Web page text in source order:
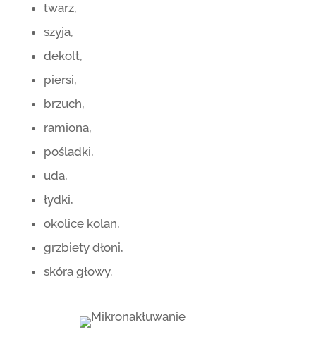
twarz,
szyja,
dekolt,
piersi,
brzuch,
ramiona,
pośladki,
uda,
łydki,
okolice kolan,
grzbiety dłoni,
skóra głowy.